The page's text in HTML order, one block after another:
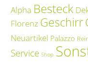
Alpha Besteck
Florenz Geschirr
Neuartikel Palazzo
Service Shop